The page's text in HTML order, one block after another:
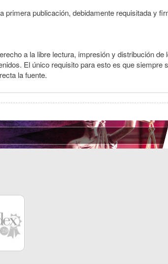
publicación, debidamente requisitada y
a la libre lectura, impresión y distribución de
El único requisito para esto es que siempre
la fuente.